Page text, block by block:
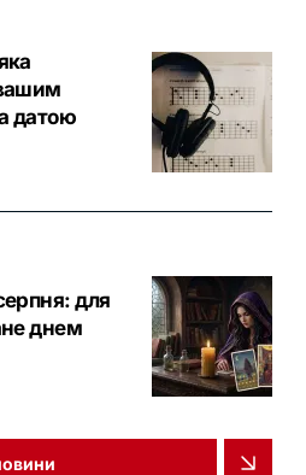
датою
для
днем